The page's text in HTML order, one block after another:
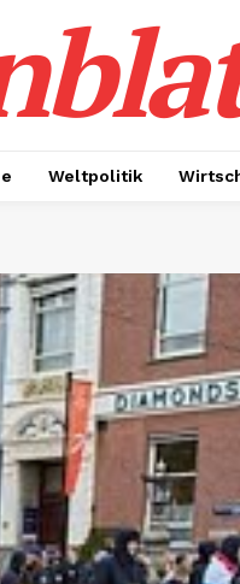
Weltpolitik